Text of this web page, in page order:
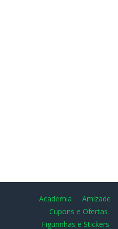
Academia Amizade
Cupons e Ofertas
Figurinhas e Stickers